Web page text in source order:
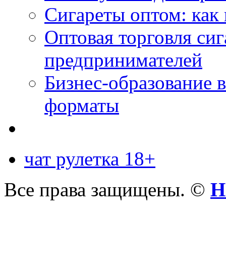
Сигареты оптом: как
Оптовая торговля
предпринимателей
Бизнес-образование
форматы
чат рулетка 18+
Все права защищены. ©